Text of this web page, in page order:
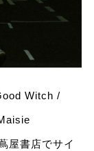
Witch /
屋書店でサイ